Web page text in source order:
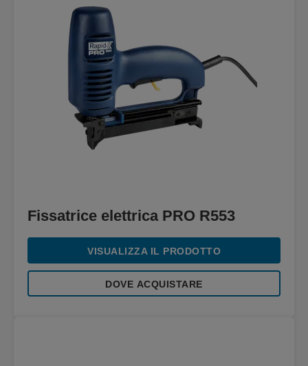
Fissatrice elettrica PRO R553
VISUALIZZA IL PRODOTTO
DOVE ACQUISTARE